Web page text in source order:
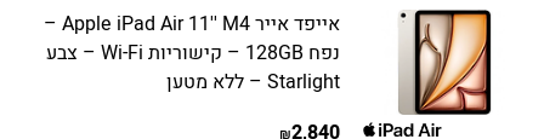
אייפד אייר Apple iPad Air 11'' M4 –
נפח 128GB – קישוריות Wi-Fi – צבע
Starlight – ללא מטען
2,840
₪